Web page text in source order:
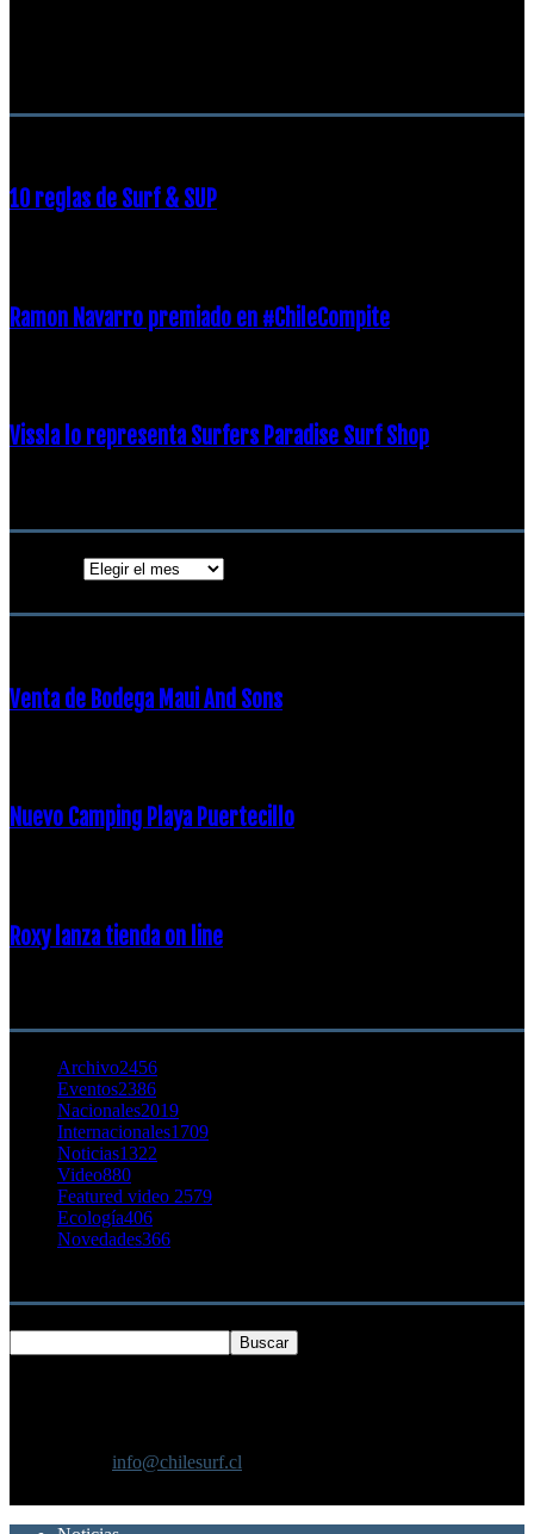
10 reglas de Surf & SUP
Ramon Navarro premiado en #ChileCompite
Vissla lo representa Surfers Paradise Surf Shop
Venta de Bodega Maui And Sons
Nuevo Camping Playa Puertecillo
Roxy lanza tienda on line
Archivo2456
Eventos2386
Nacionales2019
Internacionales1709
Noticias1322
Video880
Featured video 2579
Ecología406
Novedades366
info@chilesurf.cl